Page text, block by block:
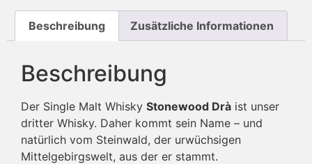
Beschreibung Zusätzliche Informationen
Beschreibung
Der Single Malt Whisky Stonewood Drà ist unser
dritter Whisky. Daher kommt sein Name – und
natürlich vom Steinwald, der urwüchsigen
Mittelgebirgswelt, aus der er stammt.